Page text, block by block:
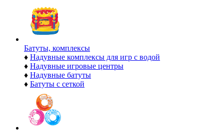
Батуты, комплексы
♦ Надувные комплексы для игр с водой
♦ Надувные игровые центры
♦ Надувные батуты
♦ Батуты с сеткой